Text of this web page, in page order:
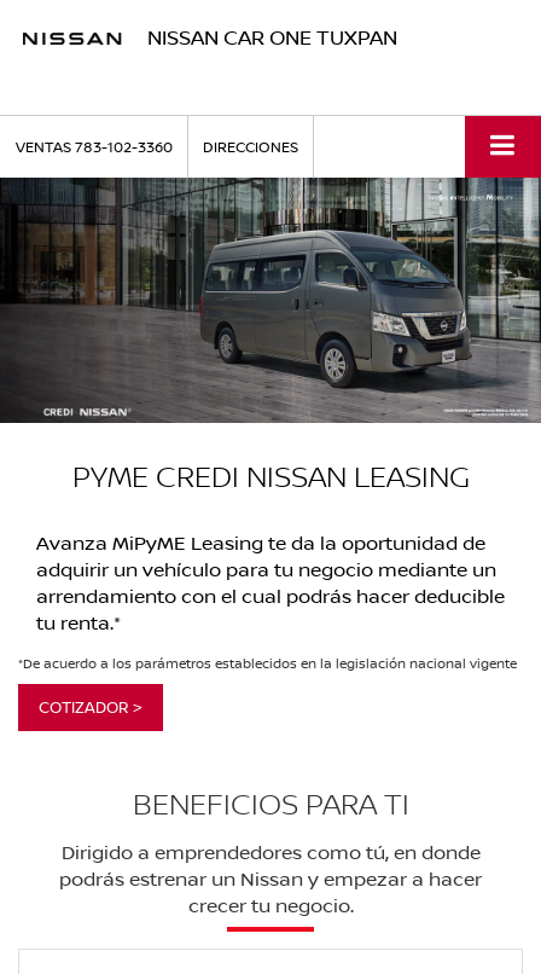
NISSAN CAR ONE TUXPAN
VENTAS783-102-3360 DIRECCIONES
PYME CREDI NISSAN LEASING
Avanza MiPyME Leasing te da la oportunidad de
adquirir un vehículo para tu negocio mediante un
arrendamiento con el cual podrás hacer deducible
tu renta.*
*De acuerdo a los parámetros establecidos en la legislación nacional vigente
COTIZADOR >
BENEFICIOS PARA TI
Dirigido a emprendedores como tú, en donde
podrás estrenar un Nissan y empezar a hacer
crecer tu negocio.